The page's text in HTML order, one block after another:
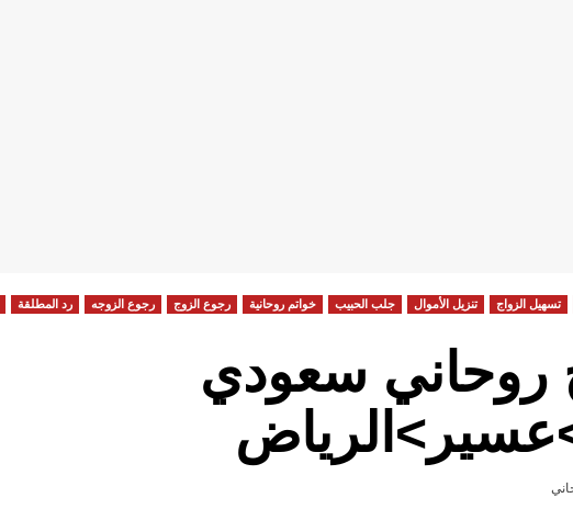
تسهيل الزواج تنزيل الأموال جلب الحبيب خواتم روحانية رجوع الزوج رجوع الزوجه رد المطلقة
روحاني سعودي